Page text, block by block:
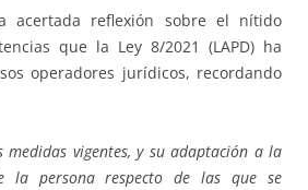
acertada reflexión sobre el nítido
que la Ley 8/2021 (LAPD) ha
operadores jurídicos, recordando
vigentes, y su adaptación a la
la persona respecto de las que se